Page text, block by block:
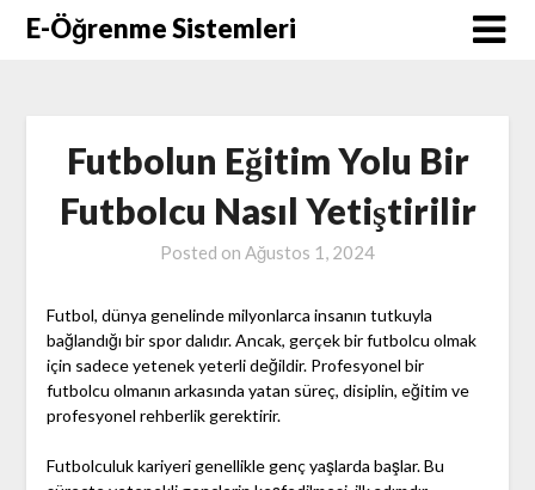
SkipE-Öğrenme Sistemleri
Futbolun Eğitim Yolu Bir
Futbolcu Nasıl Yetiştirilir
Posted on Ağustos 1, 2024
Futbol, dünya genelinde milyonlarca insanın tutkuyla
bağlandığı bir spor dalıdır. Ancak, gerçek bir futbolcu olmak
için sadece yetenek yeterli değildir. Profesyonel bir
futbolcu olmanın arkasında yatan süreç, disiplin, eğitim ve
profesyonel rehberlik gerektirir.
Futbolculuk kariyeri genellikle genç yaşlarda başlar. Bu